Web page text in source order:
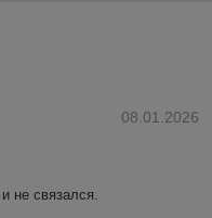
08.01.2026
не связался.